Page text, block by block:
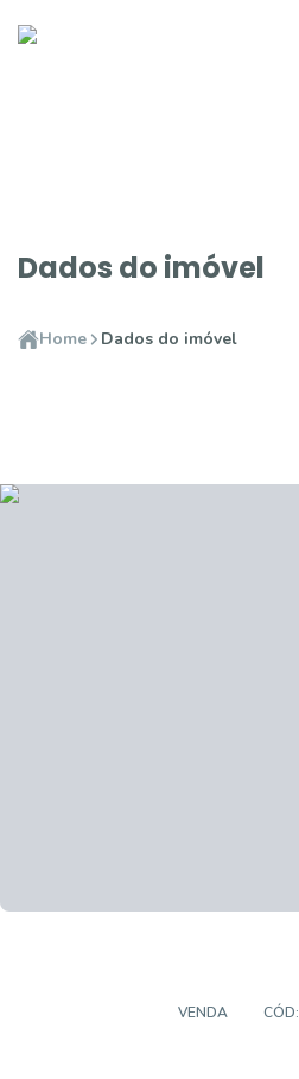
Dados do imóvel
Home Dados do imóvel
VENDA CÓD: